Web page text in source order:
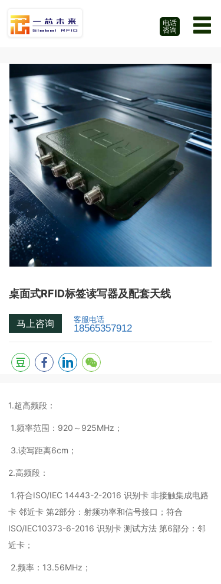
电话
咨询
桌面式RFID标签读写器及配套天线
马上咨询 客服电话
18565357912
1.超高频段：
1.频率范围：920～925MHz；
3.读写距离6cm；
2.高频段：
1.符合ISO/IEC 14443-2-2016 识别卡 非接触集成电路
卡 邻近卡 第2部分：射频功率和信号接口；符合
ISO/IEC10373-6-2016 识别卡 测试方法 第6部分：邻
近卡；
2.频率：13.56MHz；